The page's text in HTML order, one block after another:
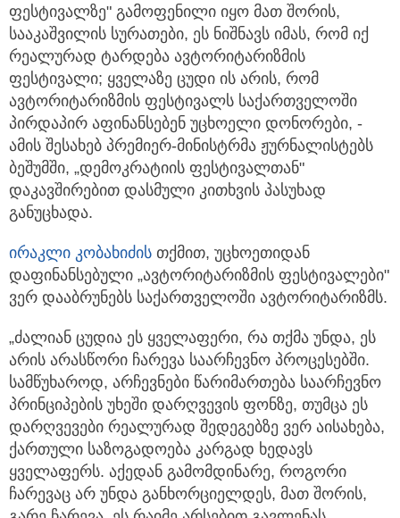
ფესტივალზე" გამოფენილი იყო მათ შორის,
სააკაშვილის სურათები, ეს ნიშნავს იმას, რომ იქ
რეალურად ტარდება ავტორიტარიზმის
ფესტივალი; ყველაზე ცუდი ის არის, რომ
ავტორიტარიზმის ფესტივალს საქართველოში
პირდაპირ აფინანსებენ უცხოელი დონორები, -
ამის შესახებ პრემიერ-მინისტრმა ჟურნალისტებს
ბეშუმში, „დემოკრატიის ფესტივალთან"
დაკავშირებით დასმული კითხვის პასუხად
განუცხადა.
ირაკლი კობახიძის თქმით, უცხოეთიდან
დაფინანსებული „ავტორიტარიზმის ფესტივალები"
ვერ დააბრუნებს საქართველოში ავტორიტარიზმს.
„ძალიან ცუდია ეს ყველაფერი, რა თქმა უნდა, ეს
არის არასწორი ჩარევა საარჩევნო პროცესებში.
სამწუხაროდ, არჩევნები წარიმართება საარჩევნო
პრინციპების უხეში დარღვევის ფონზე, თუმცა ეს
დარღვევები რეალურად შედეგებზე ვერ აისახება,
ქართული საზოგადოება კარგად ხედავს
ყველაფერს. აქედან გამომდინარე, როგორი
ჩარევაც არ უნდა განხორციელდეს, მათ შორის,